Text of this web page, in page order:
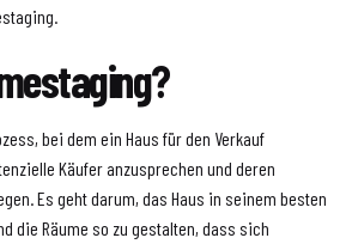
bei dem ein Haus für den Verkauf
Käufer anzusprechen und deren
Es geht darum, das Haus in seinem besten
die Räume so zu gestalten, dass sich